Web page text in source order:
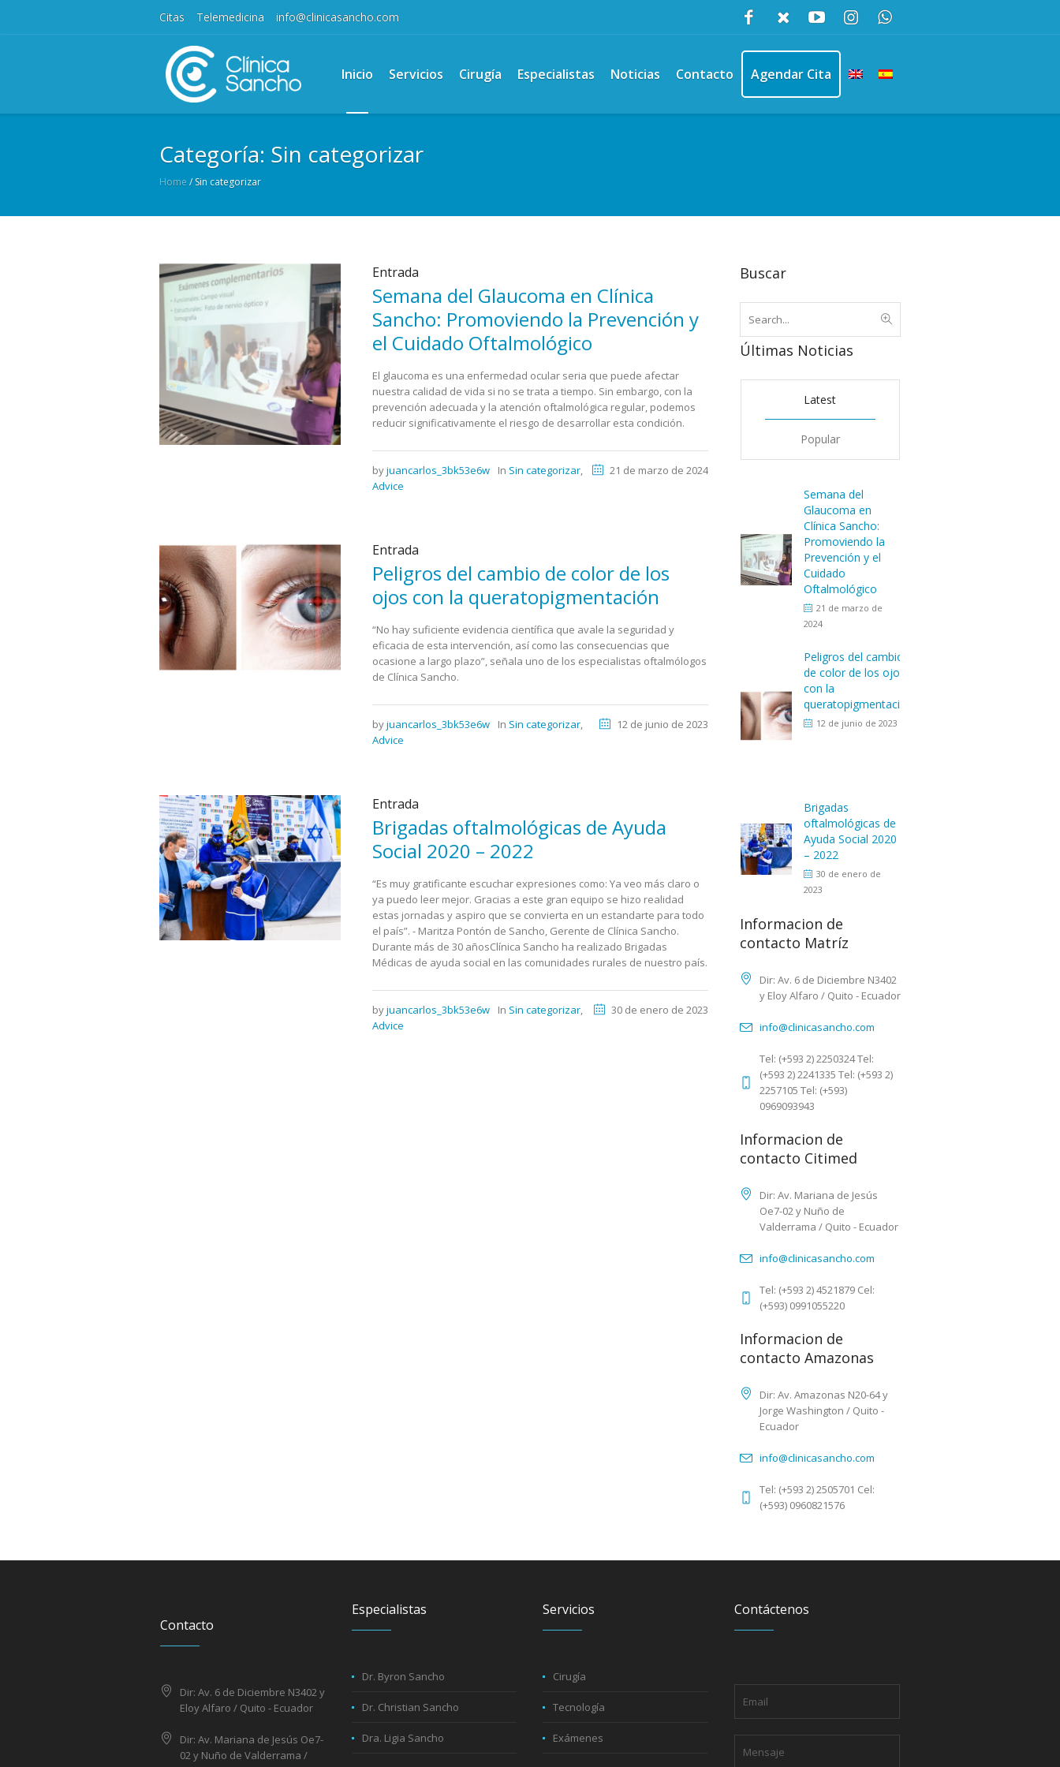
Citas Telemedicina info@clinicasancho.com
Inicio Servicios Cirugía Especialistas Noticias Contacto Agendar Cita
Categoría: Sin categorizar
Home /Sin categorizar
Entrada
Semana del Glaucoma en Clínica
Sancho: Promoviendo la Prevención y
el Cuidado Oftalmológico
El glaucoma es una enfermedad ocular seria que puede afectar
nuestra calidad de vida si no se trata a tiempo. Sin embargo, con la
prevención adecuada y la atención oftalmológica regular, podemos
reducir significativamente el riesgo de desarrollar esta condición.
21 de marzo de 2024
byjuancarlos_3bk53e6w In Sin categorizar,
Advice
Entrada
Peligros del cambio de color de los
ojos con la queratopigmentación
“No hay suficiente evidencia científica que avale la seguridad y
eficacia de esta intervención, así como las consecuencias que
ocasione a largo plazo”, señala uno de los especialistas oftalmólogos
de Clínica Sancho.
12 de junio de 2023
byjuancarlos_3bk53e6w In Sin categorizar,
Advice
Entrada
Brigadas oftalmológicas de Ayuda
Social 2020 – 2022
“Es muy gratificante escuchar expresiones como: Ya veo más claro o
ya puedo leer mejor. Gracias a este gran equipo se hizo realidad
estas jornadas y aspiro que se convierta en un estandarte para todo
el país”. - Maritza Pontón de Sancho, Gerente de Clínica Sancho.
Durante más de 30 añosClínica Sancho ha realizado Brigadas
Médicas de ayuda social en las comunidades rurales de nuestro país.
30 de enero de 2023
byjuancarlos_3bk53e6w In Sin categorizar,
Advice
Buscar
Últimas Noticias
Latest
Popular
Semana del
Glaucoma en
Clínica Sancho:
Promoviendo la
Prevención y el
Cuidado
Oftalmológico
21 de marzo de
2024
Peligros del cambio
de color de los ojos
con la
queratopigmentación
12 de junio de 2023
Brigadas
oftalmológicas de
Ayuda Social 2020
– 2022
30 de enero de
2023
Informacion de
contacto Matríz
Dir: Av. 6 de Diciembre N3402
y Eloy Alfaro / Quito - Ecuador
info@clinicasancho.com
Tel: (+593 2) 2250324 Tel:
(+593 2) 2241335 Tel: (+593 2)
2257105 Tel: (+593)
0969093943
Informacion de
contacto Citimed
Dir: Av. Mariana de Jesús
Oe7-02 y Nuño de
Valderrama / Quito - Ecuador
info@clinicasancho.com
Tel: (+593 2) 4521879 Cel:
(+593) 0991055220
Informacion de
contacto Amazonas
Dir: Av. Amazonas N20-64 y
Jorge Washington / Quito -
Ecuador
info@clinicasancho.com
Tel: (+593 2) 2505701 Cel:
(+593) 0960821576
Contacto
Dir: Av. 6 de Diciembre N3402 y
Eloy Alfaro / Quito - Ecuador
Dir: Av. Mariana de Jesús Oe7-
02 y Nuño de Valderrama /
Especialistas
Dr. Byron Sancho
Dr. Christian Sancho
Dra. Ligia Sancho
Servicios
Cirugía
Tecnología
Exámenes
Contáctenos